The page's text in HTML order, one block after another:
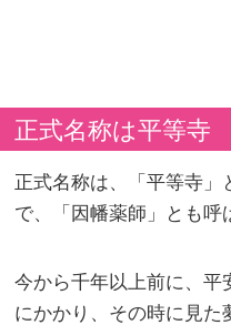
正式名称は平等寺
正式名称は、「平等寺」
で、「因幡薬師」とも呼
今から千年以上前に、平
にかかり、その時に見た